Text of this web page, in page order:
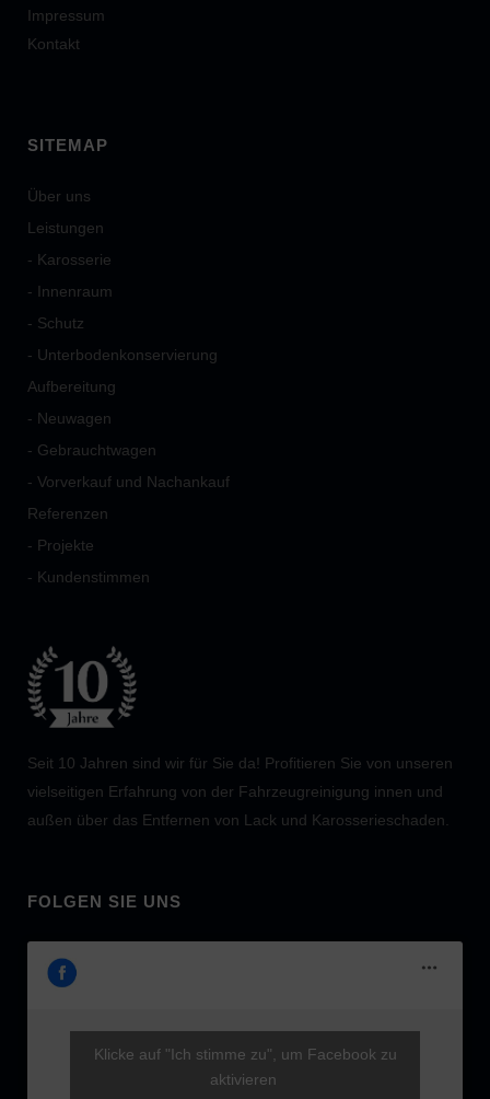
Impressum
Kontakt
SITEMAP
Über uns
Leistungen
- Karosserie
- Innenraum
- Schutz
- Unterbodenkonservierung
Aufbereitung
- Neuwagen
- Gebrauchtwagen
- Vorverkauf und Nachankauf
Referenzen
- Projekte
- Kundenstimmen
Seit 10 Jahren sind wir für Sie da! Profitieren Sie von unseren
vielseitigen Erfahrung von der Fahrzeugreinigung innen und
außen über das Entfernen von Lack und Karosserieschaden.
FOLGEN SIE UNS
Klicke auf "Ich stimme zu", um Facebook zu
aktivieren